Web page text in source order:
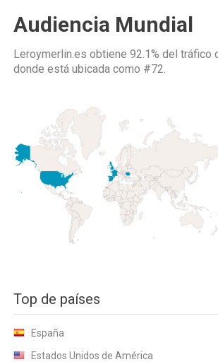
Audiencia Mundial
Leroymerlin.es obtiene 92.1% del tráfico
donde está ubicada como #72.
Top de países
España
Estados Unidos de América